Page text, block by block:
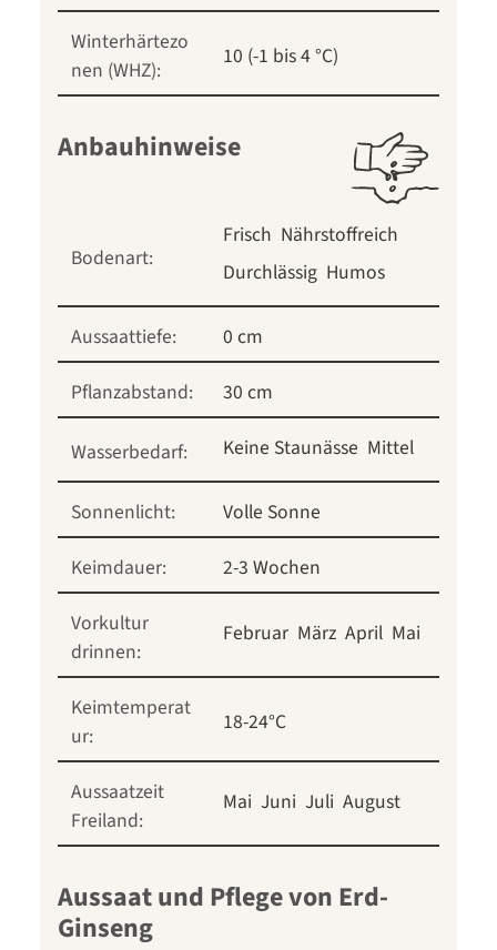
Winterhärtezo
nen (WHZ):
10 (-1 bis 4 °C)
Anbauhinweise
Bodenart:
Frisch Nährstoffreich
Durchlässig Humos
Aussaattiefe:
0 cm
Pflanzabstand:
30 cm
Wasserbedarf: Keine Staunässe Mittel
Sonnenlicht:
Volle Sonne
Keimdauer:
2-3 Wochen
Vorkultur
drinnen:
Februar März April Mai
Keimtemperat
ur:
18-24°C
Aussaatzeit
Freiland:
Mai Juni Juli August
Aussaat und Pflege von Erd-
Ginseng